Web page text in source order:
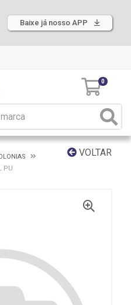
Baixe já nosso APP
0
VOLTAR
PU